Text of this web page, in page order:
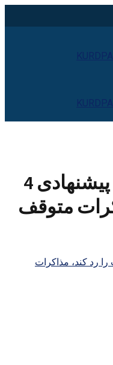
اسه سرد: اگر پارتی پیشنهادی 4
متوقف